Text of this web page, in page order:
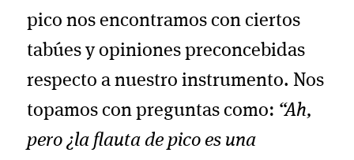
pico nos encontramos con ciertos
tabúes y opiniones preconcebidas
respecto a nuestro instrumento. Nos
topamos con preguntas como: “Ah,
pero ¿la flauta de pico es una